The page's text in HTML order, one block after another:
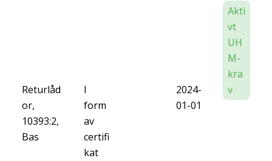
Returlåd
or,
10393:2,
Bas
I
form
av
certifi
kat
2024-
01-01
Akti
vt
UH
M-
kra
v